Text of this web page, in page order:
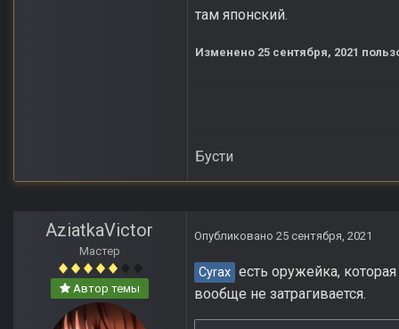
там японский.
Изменено 25 сентября, 2021
Бусти
AziatkaVictor
Мастер
Автор темы
Опубликовано 25 сентября, 2021
Cyrax есть оружейка,
вообще не затрагивается.